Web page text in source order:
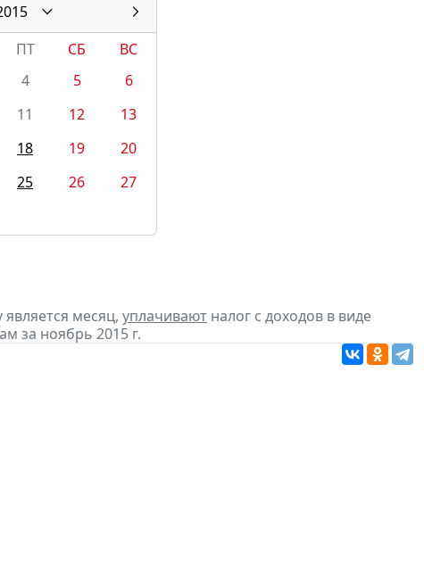
ПТ СБ
ВС
4 5
6
11 12
13
18 19
20
25 26
27
месяц, уплачивают налог с доходов в виде
за ноябрь 2015 г.